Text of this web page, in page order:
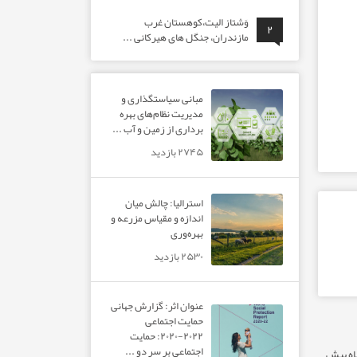
۲
وَشتاز الیت،کوهستان غرب
مازندران، جنگل های هیرکانی ...
مبانی سیاستگذاری و
مدیریت نظام‌های بهره‌
برداری از زمین و آب ...
۲۷۴۵ بازدید
استرالیا: چالش میان
اندازه و مقیاس مزرعه و
بهره‌وری
۲۵۳۰ بازدید
عنوان اثر: گزارش جهانی
حمایت اجتماعی
۲۰۲۲-۲۰۲۰: حمایت
اجتماعی بر سر دو ...